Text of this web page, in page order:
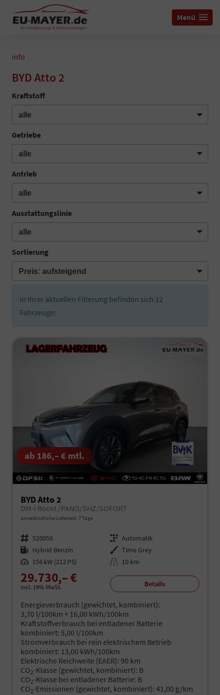
Menü
info
BYD Atto 2
Kraftstoff
Getriebe
Antrieb
Ausstattungslinie
Sortierung
In Ihrer aktuellen Filterung befinden sich 12
Fahrzeuge:
ab 186,– € mtl.
BYD Atto 2
DM-i Boost /PANO/SHZ/SOFORT
unverbindliche Lieferzeit: 7 Tage
Fahrzeugnr. 520056 Getriebe Automatik
Kraftstoff Hybrid Benzin Außenfarbe Time Grey
Leistung 156 kW (212 PS) Kilometerstand 10 km
29.730,– €
incl. 19% MwSt. Details
Energieverbrauch (gewichtet, kombiniert):
3,70 l/100km + 16,00 kWh/100km
Kraftstoffverbrauch bei entladener Batterie
kombiniert: 5,00 l/100km
Stromverbrauch bei rein elektrischem Betrieb
kombiniert: 13,00 kWh/100km
Elektrische Reichweite (EAER): 90 km
CO2-Klasse (gewichtet, kombiniert): B
CO2-Klasse bei entladener Batterie: B
CO2-Emissionen (gewichtet, kombiniert): 41,00 g/km